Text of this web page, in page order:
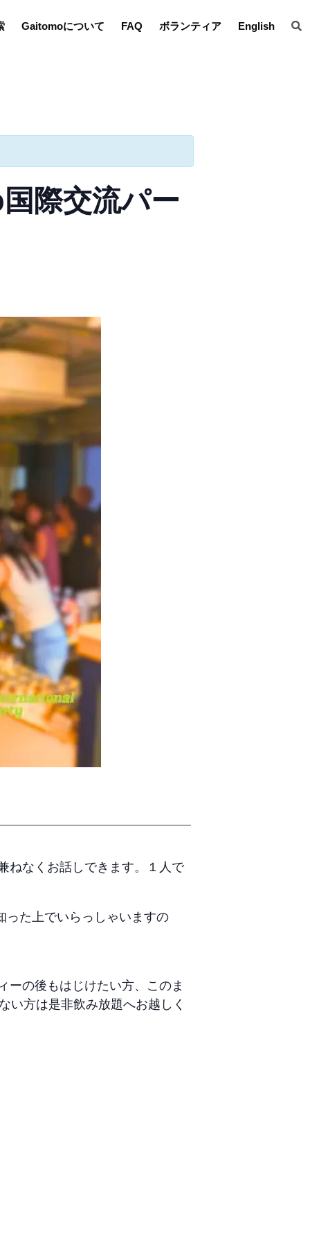
Gaitomoについて FAQ ボランティア English
際交流パー
ねなくお話しできます。１人で
た上でいらっしゃいますの
ーの後もはじけたい方、このま
い方は是非飲み放題へお越しく